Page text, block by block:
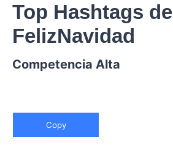
Top Hashtags de
FelizNavidad
Competencia Alta
Copy